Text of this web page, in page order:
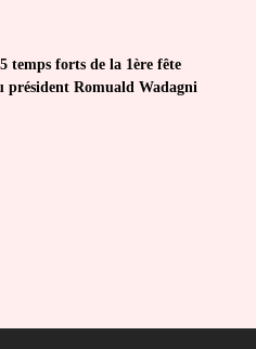
temps forts de la 1ère fête
président Romuald Wadagni